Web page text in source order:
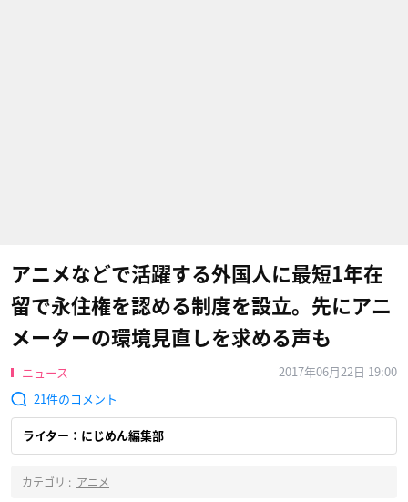
アニメなどで活躍する外国人に最短1年在
留で永住権を認める制度を設立。先にアニ
メーターの環境見直しを求める声も
ニュース
2017年06月22日 19:00
21
ライター：にじめん編集部
カテゴリ : アニメ